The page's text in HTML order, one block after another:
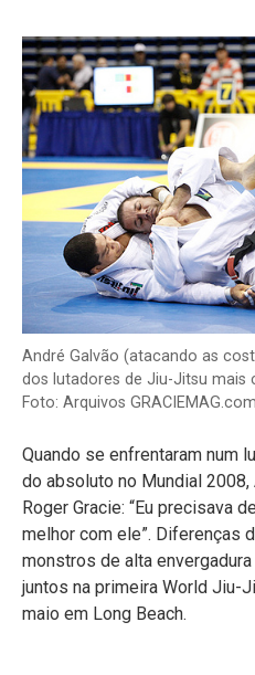
André Galvão (atacando as
dos lutadores de Jiu-Jitsu mais
Foto: Arquivos
Quando se enfrentaram num
do absoluto no Mundial 2008,
Roger Gracie: “Eu precisava
melhor com ele”. Diferenças
monstros de alta
juntos na primeira World Jiu-
maio em Long Beach.